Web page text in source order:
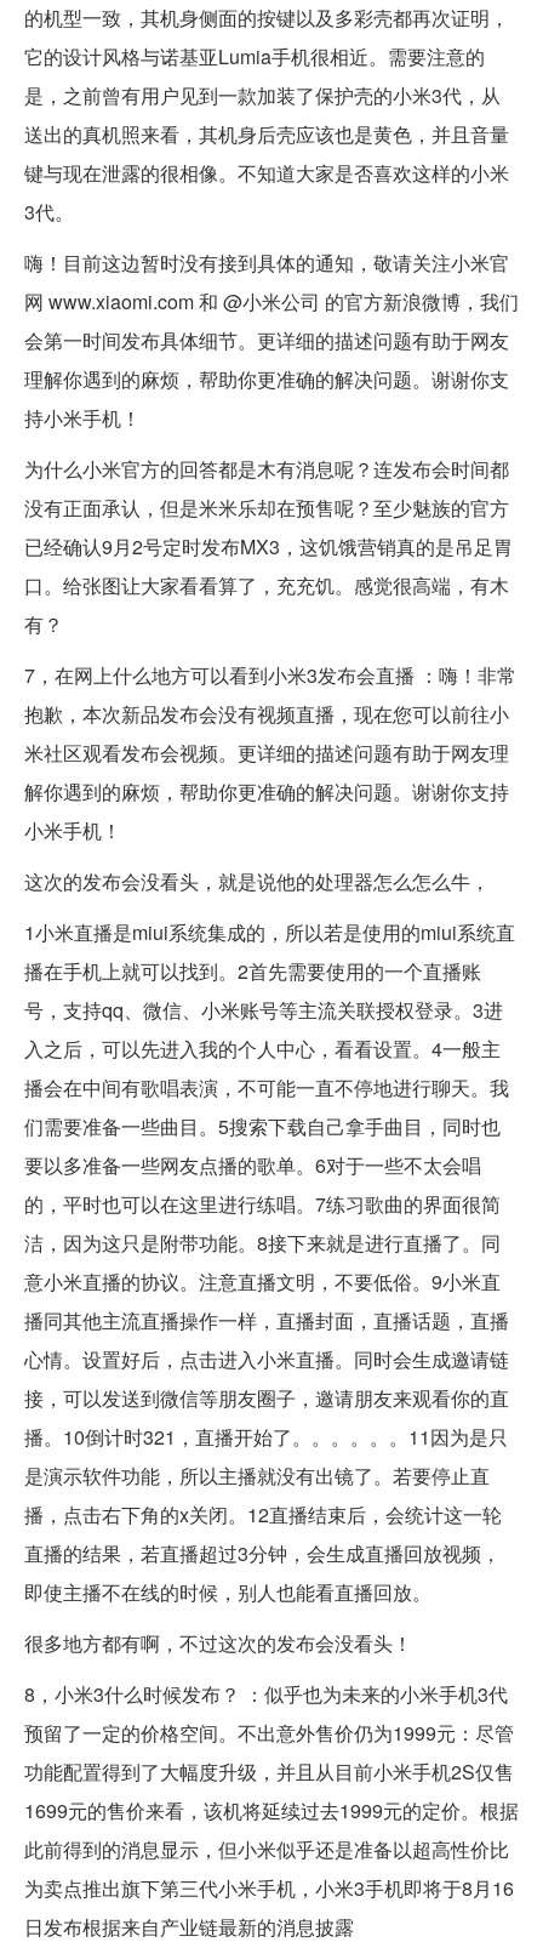
的机型一致，其机身侧面的按键以及多彩壳都再次证明，
它的设计风格与诺基亚Lumia手机很相近。需要注意的
是，之前曾有用户见到一款加装了保护壳的小米3代，从
送出的真机照来看，其机身后壳应该也是黄色，并且音量
键与现在泄露的很相像。不知道大家是否喜欢这样的小米
3代。
嗨！目前这边暂时没有接到具体的通知，敬请关注小米官
网 www.xiaomi.com 和 @小米公司 的官方新浪微博，我们
会第一时间发布具体细节。更详细的描述问题有助于网友
理解你遇到的麻烦，帮助你更准确的解决问题。谢谢你支
持小米手机！
为什么小米官方的回答都是木有消息呢？连发布会时间都
没有正面承认，但是米米乐却在预售呢？至少魅族的官方
已经确认9月2号定时发布MX3，这饥饿营销真的是吊足胃
口。给张图让大家看看算了，充充饥。感觉很高端，有木
有？
7，在网上什么地方可以看到小米3发布会直播 ：嗨！非常
抱歉，本次新品发布会没有视频直播，现在您可以前往小
米社区观看发布会视频。更详细的描述问题有助于网友理
解你遇到的麻烦，帮助你更准确的解决问题。谢谢你支持
小米手机！
这次的发布会没看头，就是说他的处理器怎么怎么牛，
1小米直播是miui系统集成的，所以若是使用的miui系统直
播在手机上就可以找到。2首先需要使用的一个直播账
号，支持qq、微信、小米账号等主流关联授权登录。3进
入之后，可以先进入我的个人中心，看看设置。4一般主
播会在中间有歌唱表演，不可能一直不停地进行聊天。我
们需要准备一些曲目。5搜索下载自己拿手曲目，同时也
要以多准备一些网友点播的歌单。6对于一些不太会唱
的，平时也可以在这里进行练唱。7练习歌曲的界面很简
洁，因为这只是附带功能。8接下来就是进行直播了。同
意小米直播的协议。注意直播文明，不要低俗。9小米直
播同其他主流直播操作一样，直播封面，直播话题，直播
心情。设置好后，点击进入小米直播。同时会生成邀请链
接，可以发送到微信等朋友圈子，邀请朋友来观看你的直
播。10倒计时321，直播开始了。。。。。。11因为是只
是演示软件功能，所以主播就没有出镜了。若要停止直
播，点击右下角的x关闭。12直播结束后，会统计这一轮
直播的结果，若直播超过3分钟，会生成直播回放视频，
即使主播不在线的时候，别人也能看直播回放。
很多地方都有啊，不过这次的发布会没看头！
8，小米3什么时候发布？ ：似乎也为未来的小米手机3代
预留了一定的价格空间。不出意外售价仍为1999元：尽管
功能配置得到了大幅度升级，并且从目前小米手机2S仅售
1699元的售价来看，该机将延续过去1999元的定价。根据
此前得到的消息显示，但小米似乎还是准备以超高性价比
为卖点推出旗下第三代小米手机，小米3手机即将于8月16
日发布根据来自产业链最新的消息披露